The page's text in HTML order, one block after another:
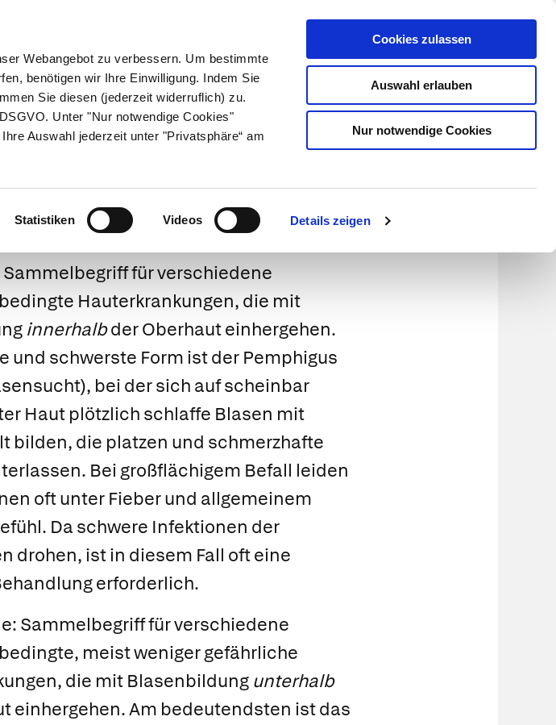
Webangebot zu verbessern. Um bestimmte
benötigen wir Ihre Einwilligung. Indem Sie
Sie diesen (jederzeit widerruflich) zu.
Unter "Nur notwendige Cookies"
Auswahl jederzeit unter "Privatsphäre“ am
Statistiken Videos Details zeigen
Cookies zulassen
Auswahl erlauben
Nur notwendige Cookies
Kundenlogin
Suche
Eltern & Kind Gesund leben Über uns
Pemphigoid
Sammelbegriff für verschiedene
Hauterkrankungen, die mit
innerhalbder Oberhaut einhergehen.
und schwerste Form ist der Pemphigus
bei der sich auf scheinbar
Haut plötzlich schlaffe Blasen mit
bilden, die platzen und schmerzhafte
Bei großflächigem Befall leiden
oft unter Fieber und allgemeinem
Da schwere Infektionen der
drohen, ist in diesem Fall oft eine
erforderlich.
: Sammelbegriff für verschiedene
meist weniger gefährliche
die mit Blasenbildung unterhalb
einhergehen. Am bedeutendsten ist das